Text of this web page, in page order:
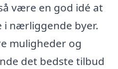
være en god idé at
i nærliggende byer.
muligheder og
det bedste tilbud